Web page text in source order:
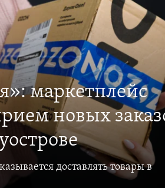
маркетплейс
новых
доставлять товары в